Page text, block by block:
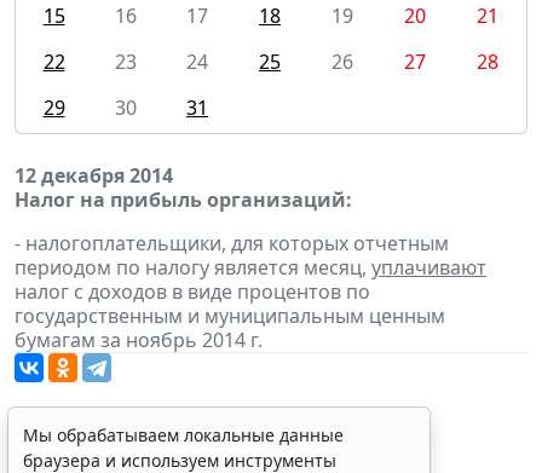
15
16 17 18 19 20
21
22
23 24 25 26 27
28
29
30 31
12 декабря 2014
Налог на прибыль организаций:
- налогоплательщики, для которых отчетным
периодом по налогу является месяц, уплачивают
налог с доходов в виде процентов по
государственным и муниципальным ценным
бумагам за ноябрь 2014 г.
Мы обрабатываем локальные данные
браузера и используем инструменты